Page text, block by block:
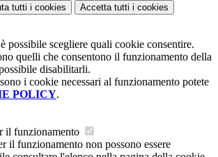
tutti i cookies Accetta tutti i cookies
possibile scegliere quali cookie consentire.
quelli che consentono il funzionamento della
disabilitarli.
i cookie necessari al funzionamento potete
POLICY.
il funzionamento
il funzionamento non possono essere